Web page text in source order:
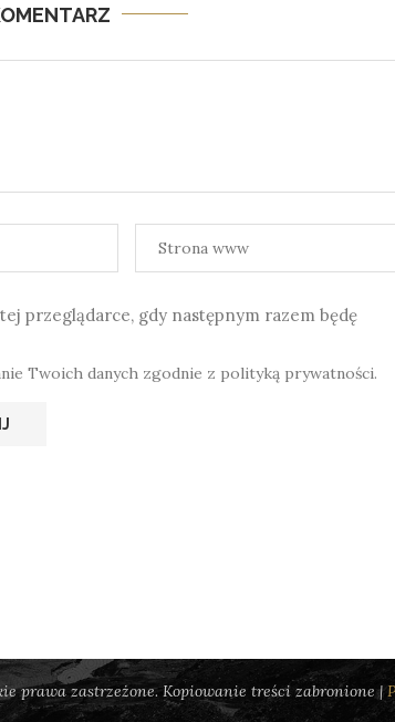
przeglądarce, gdy następnym razem będę
Twoich danych zgodnie z polityką prywatności.
prawa zastrzeżone. Kopiowanie treści zabronione |